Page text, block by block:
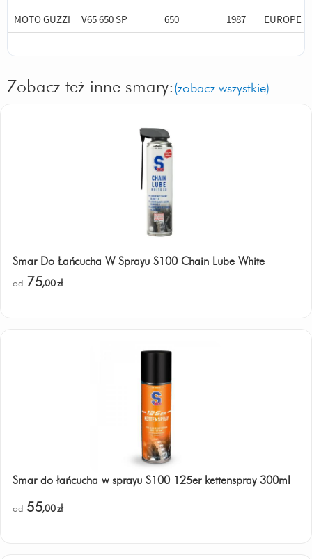
MOTO GUZZI
V65 650 SP 650 1987 EUROPE
Zobacz też inne smary: (zobacz wszystkie)
Smar Do Łańcucha W Sprayu S100 Chain Lube White
od 75,00zł
Smar do łańcucha w sprayu S100 125er kettenspray 300ml
od 55,00zł